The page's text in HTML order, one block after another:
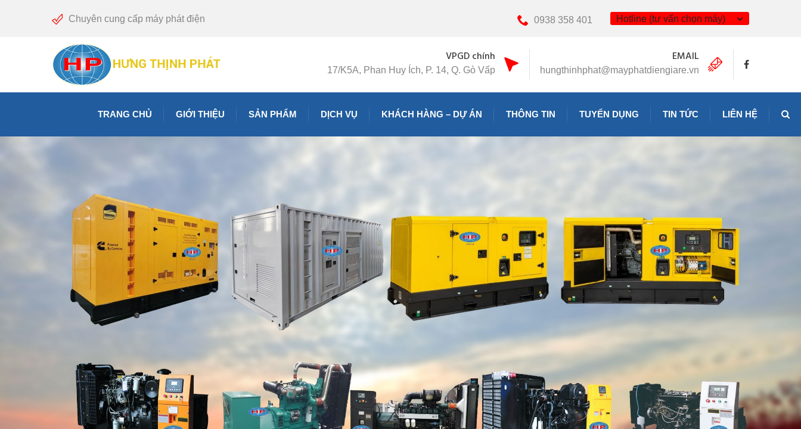
Chuyên cung cấp máy phát điện Hotline (tư vấn chọn máy)
0938 358 401
EMAIL
hungthinhphat@mayphatdiengiare.vn
VPGD chính
17/K5A, Phan Huy Ích, P. 14, Q. Gò Vấp
TRANG CHỦ GIỚI THIỆU SẢN PHẨM DỊCH VỤ KHÁCH HÀNG – DỰ ÁN THÔNG TIN TUYỂN DỤNG TIN TỨC LIÊN HỆ